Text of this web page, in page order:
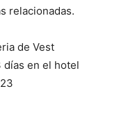
relacionadas.
de Vest
días en el hotel